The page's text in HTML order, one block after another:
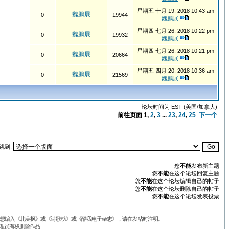
0 魏鵬展 19944
星期五 十月 19, 2018 10:43 am
魏鵬展
0 魏鵬展 19932
星期四 七月 26, 2018 10:22 pm
魏鵬展
0 魏鵬展 20664
星期四 七月 26, 2018 10:21 pm
魏鵬展
0 魏鵬展 21569
星期五 四月 20, 2018 10:36 am
魏鵬展
论坛时间为 EST (美国/加拿大)
前往页面 1, 2, 3 ... 23, 24, 25 下一个
到:
您不能发布新主题
您不能在这个论坛回复主题
您不能在这个论坛编辑自己的帖子
您不能在这个论坛删除自己的帖子
您不能在这个论坛发表投票
入《北美枫》或《诗歌榜》或《酷我电子杂志》，请在发帖时注明。
员有权删除作品.